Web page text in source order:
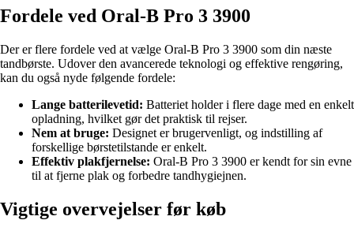
Fordele ved Oral-B Pro 3 3900
Der er flere fordele ved at vælge Oral-B Pro 3 3900 som din næste
tandbørste. Udover den avancerede teknologi og effektive rengøring,
kan du også nyde følgende fordele:
Lange batterilevetid: Batteriet holder i flere dage med en enkelt
opladning, hvilket gør det praktisk til rejser.
Nem at bruge: Designet er brugervenligt, og indstilling af
forskellige børstetilstande er enkelt.
Effektiv plakfjernelse: Oral-B Pro 3 3900 er kendt for sin evne
til at fjerne plak og forbedre tandhygiejnen.
Vigtige overvejelser før køb